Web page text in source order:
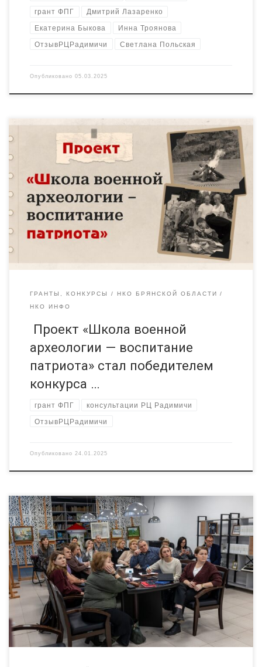
грант ФПГ Дмитрий Лазаренко
Екатерина Быкова Инна Троянова
ОтзывРЦРадимичи Светлана Польская
Опубликовано 05.03.2025
Делимся новостями сектора. Ещё один проект получил
поддержку Фонда президентский Этот проект стал возможен
благодаря участию Брянского регионального общественного
движения военно-патриотических и поисковых организаций
«Отечество». Осуществлять руководство проектом будет ее
председатель — Александр Викторович Соболев. Отзыв
руководителя организации Отдельно хотелось бы выразить
благодарность Ресурсному центру «Радимичи» за
ГРАНТЫ, КОНКУРСЫ
НКО БРЯНСКОЙ ОБЛАСТИ
НКО ИНФО
Проект «Школа военной
археологии — воспитание
патриота» стал победителем
конкурса …
грант ФПГ консультации РЦ Радимичи
ОтзывРЦРадимичи
Опубликовано 24.01.2025
Мы продолжаем публиковать отзывы о семинарах и
консультациях РЦ «Радимичи» для некоммерческого сектора
Брянской области. Сегодня отзыв от АНО «Свобода», г.
Брянск. Наши сотрудники недавно приняли участие в
семинаре по подготовке проектов, и это было по-настоящему
вдохновляющим! Мы углубились в различные тренинги, а
также работали как в индивидуальном, так и […]